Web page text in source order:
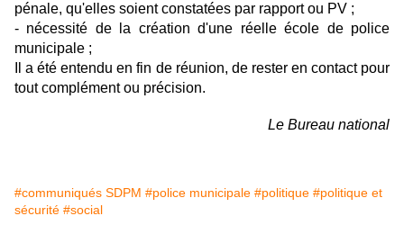
pénale, qu'elles soient constatées par rapport ou PV ;
- nécessité de la création d'une réelle école de police
municipale ;
Il a été entendu en fin de réunion, de rester en contact pour
tout complément ou précision.
Le Bureau national
#communiqués SDPM #police municipale #politique #politique et
sécurité #social